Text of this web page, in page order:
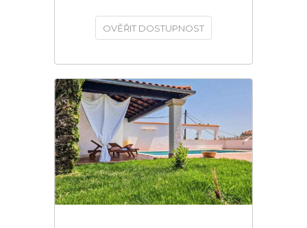
OVĚŘIT DOSTUPNOST